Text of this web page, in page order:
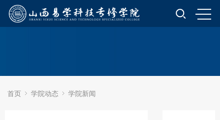
首页 学院动态 学院新闻